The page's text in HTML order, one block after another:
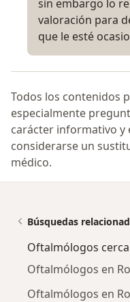
sin embargo lo
valoración para
que le esté
Todos los contenidos
especialmente
carácter informativo y
considerarse un
médico.
Búsquedas
Oftalmólogos
Oftalmólogos en
Oftalmólogos en